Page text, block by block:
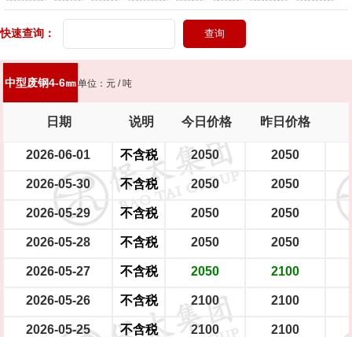
新能源轿车（铝圈） 男士摩托车
大型电瓶车
头灯
快速查询：
中型废钢4-6㎜单位：元 / 吨
日期 说明 今日价格 昨日价格
2026-06-01 不含税 2050 2050
2026-05-30 不含税 2050 2050
2026-05-29 不含税 2050 2050
2026-05-28 不含税 2050 2050
2026-05-27 不含税 2050 2100
2026-05-26 不含税 2100 2100
2026-05-25 不含税 2100 2100